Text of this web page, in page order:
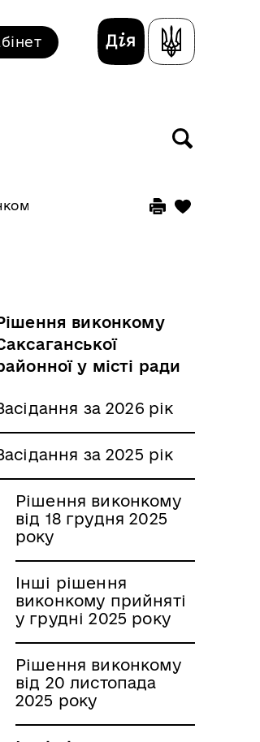
прийняті у листопаді 2025
виконкому
у місті ради
за 2026 рік
за 2025 рік
Рішення виконкому
від 18 грудня 2025
року
Інші рішення
виконкому прийняті
у грудні 2025 року
Рішення виконкому
від 20 листопада
2025 року